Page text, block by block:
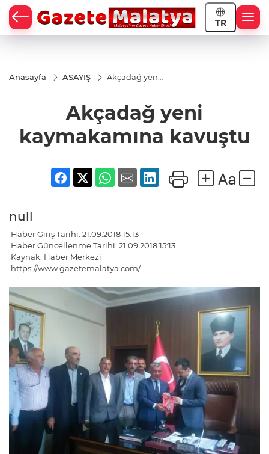
TR
Anasayfa ASAYİŞ
Akçadağ yeni
Akçadağ yeni
kaymakamına kavuştu
null
Haber Giriş Tarihi: 21.09.2018 15:13
Haber Güncellenme Tarihi: 21.09.2018 15:13
Kaynak: Haber Merkezi
https://www.gazetemalatya.com/